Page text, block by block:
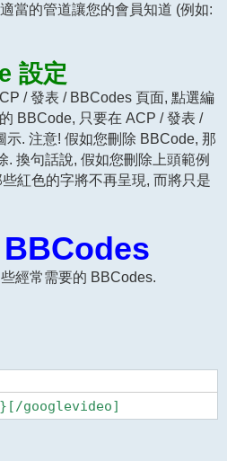
當的管道讓您的會員知道 (例如:
設定
/ 發表 / BBCodes 頁面, 點選編
BBCode, 只要在 ACP / 發表 /
. 注意! 假如您刪除 BBCode, 那
. 換句話說, 假如您刪除上頭範例
紅色的字將不再呈現, 而將只是
經常需要的 BBCodes.